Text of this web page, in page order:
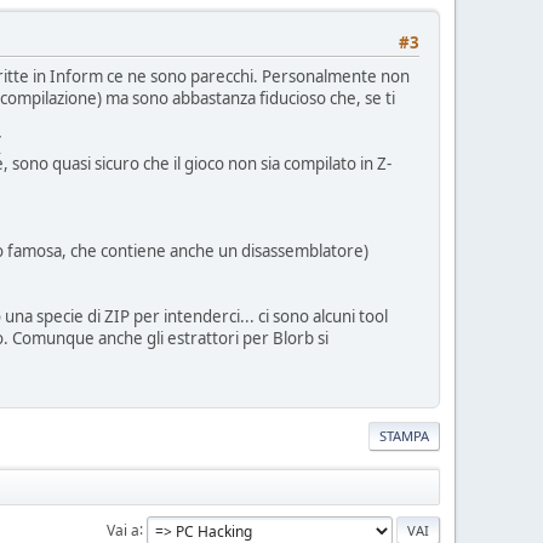
#3
in Inform ce ne sono parecchi. Personalmente non
ma sono abbastanza fiducioso che, se ti
quasi sicuro che il gioco non sia compilato in Z-
che contiene anche un disassemblatore)
specie di ZIP per intenderci... ci sono alcuni tool
Comunque anche gli estrattori per Blorb si
STAMPA
Vai a